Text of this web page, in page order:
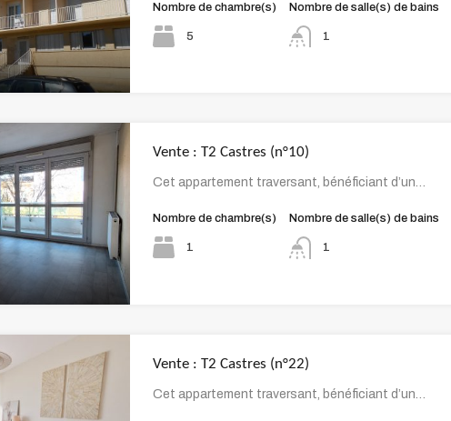
Nombre de chambre(s)
5
Nombre de salle(s) de bains
1
Vente : T2 Castres (n°10)
Cet appartement traversant, bénéficiant d’un…
Nombre de chambre(s)
1
Nombre de salle(s) de bains
1
Vente : T2 Castres (n°22)
Cet appartement traversant, bénéficiant d’un…